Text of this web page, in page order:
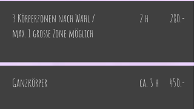
3 Körperzonen nach Wahl /
max. 1 grosse Zone möglich
2 h 280.-
Ganzkörper ca. 3 h 450.-